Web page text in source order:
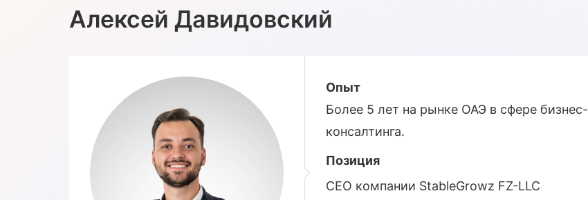
Алексей Давидовский
Опыт
Более 5 лет на рынке ОАЭ в сфере бизнес-
консалтинга.
Позиция
CEO компании StableGrowz FZ-LLC